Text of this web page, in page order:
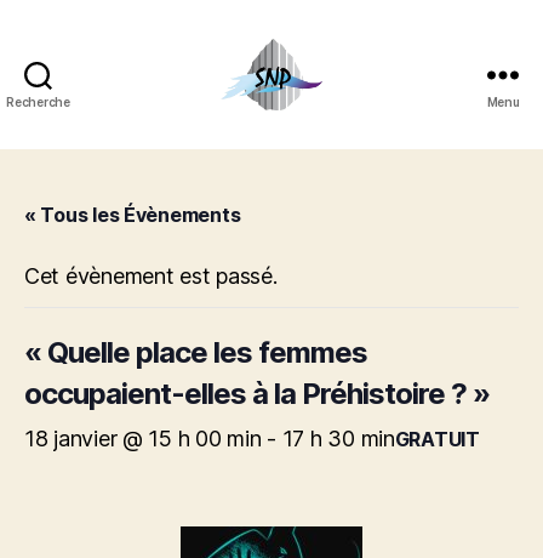
Recherche
Nantaise
Menu
« Tous les Évènements
Cet évènement est passé.
« Quelle place les femmes
occupaient-elles à la Préhistoire ? »
18 janvier @ 15 h 00 min - 17 h 30 minGRATUIT